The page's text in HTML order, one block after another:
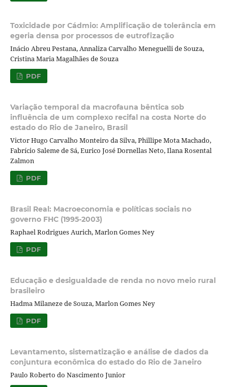
Toxicidade por Cádmio: Amplificação de tolerância em
egeria densa por processos de eutrofização
Inácio Abreu Pestana, Annaliza Carvalho Meneguelli de Souza,
Cristina Maria Magalhães de Souza
PDF
Variação temporal da macrofauna bêntica sob
influência de um complexo recifal na costa Norte do
estado do Rio de Janeiro, Brasil
Victor Hugo Carvalho Monteiro da Silva, Phillipe Mota Machado,
Fabrício Saleme de Sá, Eurico José Dornellas Neto, Ilana Rosental
Zalmon
PDF
Brasil Real: Macroeconomia e políticas sociais no
governo FHC (1995-2003)
Raphael Rodrigues Aurich, Marlon Gomes Ney
PDF
Educação e desigualdade de renda no novo meio rural
brasileiro
Hadma Milaneze de Souza, Marlon Gomes Ney
PDF
Levantamento, sistematização e análise de dados da
conjuntura econômica do estado do Rio de Janeiro
Paulo Roberto do Nascimento Junior